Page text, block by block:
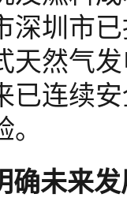
深圳市
天然气
已连续
。
确未来